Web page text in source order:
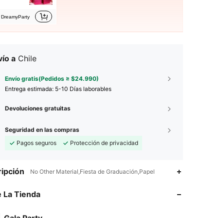
DreamyParty
a Chile
Envío gratis(Pedidos ≥ $24.990)
Entrega estimada: 5-10 Días laborables
Devoluciones gratuitas
Seguridad en las compras
Pagos seguros
Protección de privacidad
No Other Material,Fiesta de Graduación,Papel
La Tienda
4,94 2K 34K
4,94